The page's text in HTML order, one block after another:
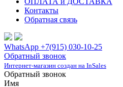
Контакты
Обратная связь
WhatsApp +7(915) 030-10-25
Обратный звонок
Интернет-магазин создан на InSales
Обратный звонок
Имя